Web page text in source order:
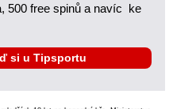
500 free spinů a navíc ke
si u Tipsportu